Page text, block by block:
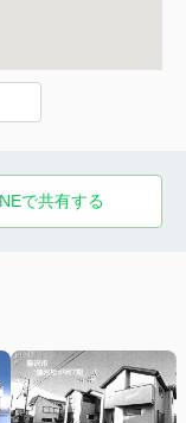
で共有する